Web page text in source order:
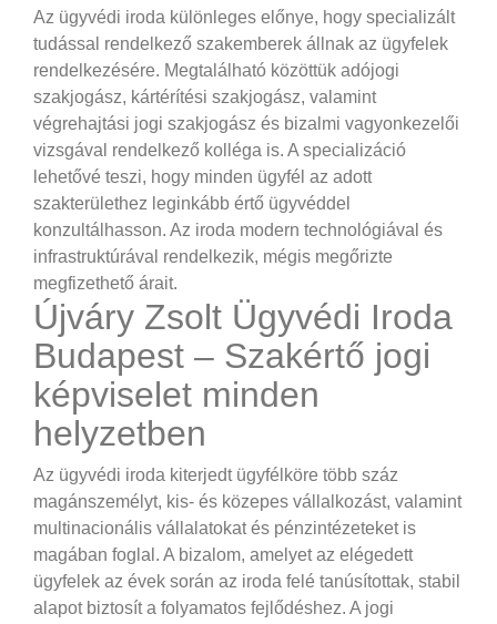
Az ügyvédi iroda különleges előnye, hogy specializált
tudással rendelkező szakemberek állnak az ügyfelek
rendelkezésére. Megtalálható közöttük adójogi
szakjogász, kártérítési szakjogász, valamint
végrehajtási jogi szakjogász és bizalmi vagyonkezelői
vizsgával rendelkező kolléga is. A specializáció
lehetővé teszi, hogy minden ügyfél az adott
szakterülethez leginkább értő ügyvéddel
konzultálhasson. Az iroda modern technológiával és
infrastruktúrával rendelkezik, mégis megőrizte
megfizethető árait.
Újváry Zsolt Ügyvédi Iroda
Budapest – Szakértő jogi
képviselet minden
helyzetben
Az ügyvédi iroda kiterjedt ügyfélköre több száz
magánszemélyt, kis- és közepes vállalkozást, valamint
multinacionális vállalatokat és pénzintézeteket is
magában foglal. A bizalom, amelyet az elégedett
ügyfelek az évek során az iroda felé tanúsítottak, stabil
alapot biztosít a folyamatos fejlődéshez. A jogi